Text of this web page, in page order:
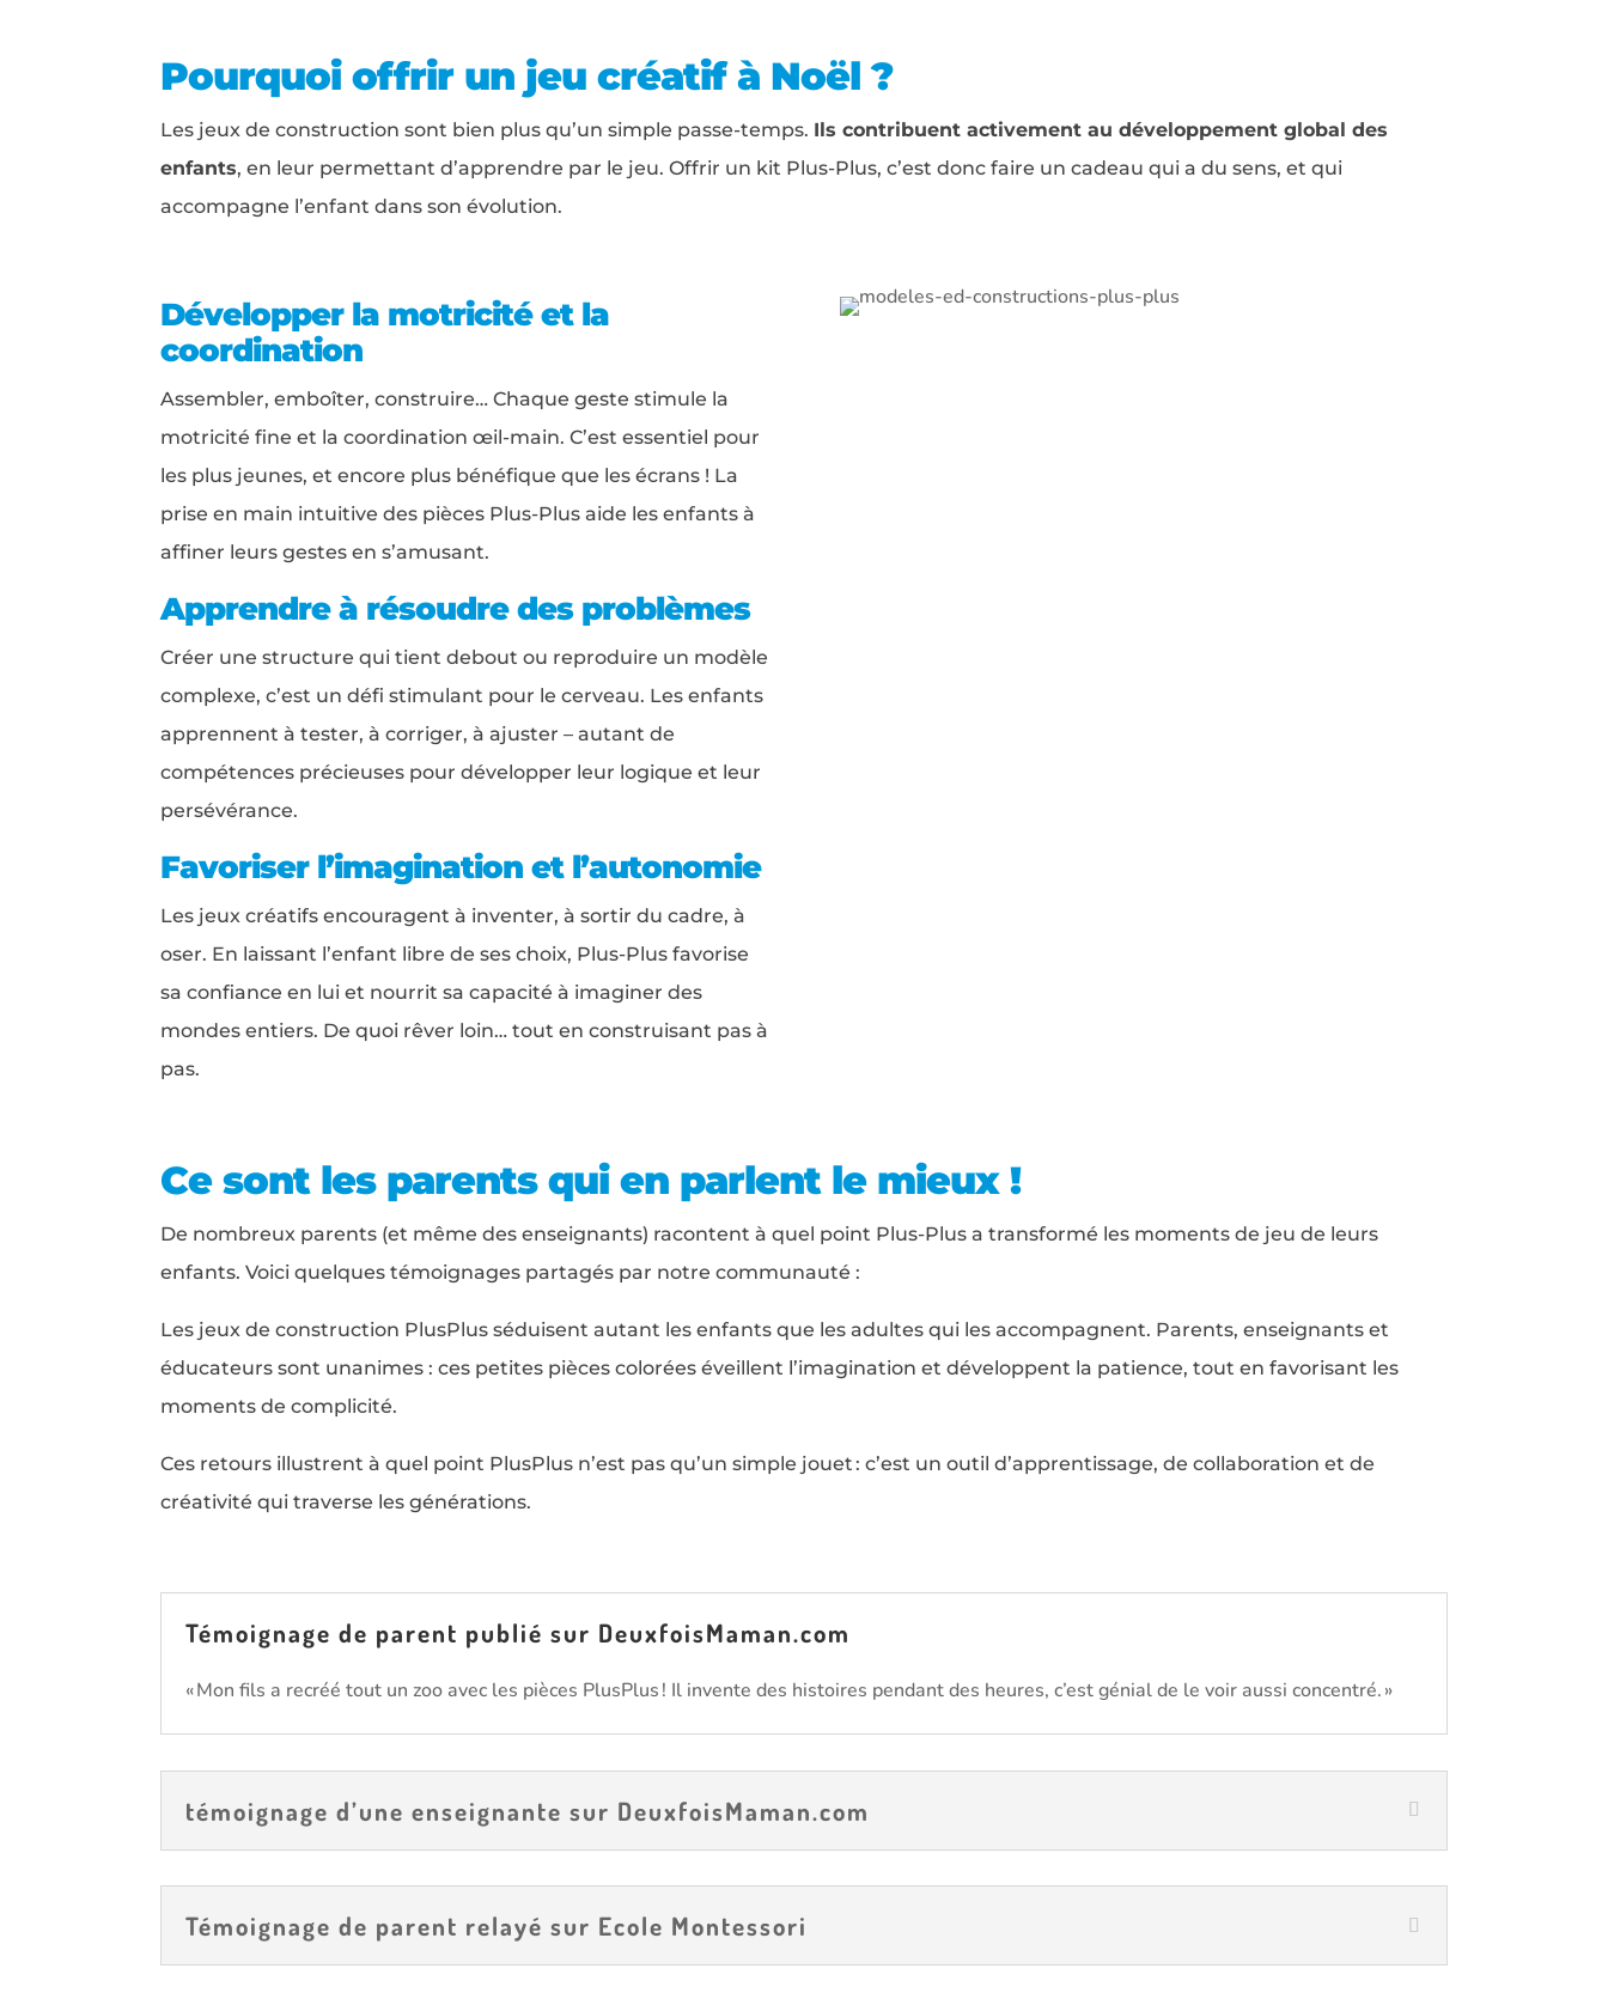
Pourquoi offrir un jeu créatif à Noël ?
Les jeux de construction sont bien plus qu’un simple passe-temps. Ils contribuent activement au développement global des
enfants, en leur permettant d’apprendre par le jeu. Offrir un kit Plus-Plus, c’est donc faire un cadeau qui a du sens, et qui
accompagne l’enfant dans son évolution.
Développer la motricité et la
coordination
Assembler, emboîter, construire… Chaque geste stimule la
motricité fine et la coordination œil-main. C’est essentiel pour
les plus jeunes, et encore plus bénéfique que les écrans ! La
prise en main intuitive des pièces Plus-Plus aide les enfants à
affiner leurs gestes en s’amusant.
Apprendre à résoudre des problèmes
Créer une structure qui tient debout ou reproduire un modèle
complexe, c’est un défi stimulant pour le cerveau. Les enfants
apprennent à tester, à corriger, à ajuster – autant de
compétences précieuses pour développer leur logique et leur
persévérance.
Favoriser l’imagination et l’autonomie
Les jeux créatifs encouragent à inventer, à sortir du cadre, à
oser. En laissant l’enfant libre de ses choix, Plus-Plus favorise
sa confiance en lui et nourrit sa capacité à imaginer des
mondes entiers. De quoi rêver loin… tout en construisant pas à
pas.
Ce sont les parents qui en parlent le mieux !
De nombreux parents (et même des enseignants) racontent à quel point Plus-Plus a transformé les moments de jeu de leurs
enfants. Voici quelques témoignages partagés par notre communauté :
Les jeux de construction PlusPlus séduisent autant les enfants que les adultes qui les accompagnent. Parents, enseignants et
éducateurs sont unanimes : ces petites pièces colorées éveillent l’imagination et développent la patience, tout en favorisant les
moments de complicité.
Ces retours illustrent à quel point PlusPlus n’est pas qu’un simple jouet : c’est un outil d’apprentissage, de collaboration et de
créativité qui traverse les générations.
Témoignage de parent publié sur DeuxfoisMaman.com
« Mon fils a recréé tout un zoo avec les pièces PlusPlus ! Il invente des histoires pendant des heures, c’est génial de le voir aussi concentré. »
témoignage d’une enseignante sur DeuxfoisMaman.com
Témoignage de parent relayé sur Ecole Montessori